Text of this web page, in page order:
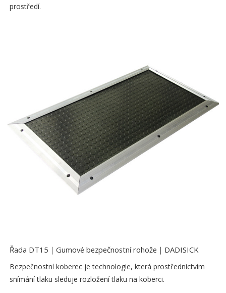
prostředí.
Řada DT15｜Gumové bezpečnostní rohože｜DADISICK
Bezpečnostní koberec je technologie, která prostřednictvím
snímání tlaku sleduje rozložení tlaku na koberci.